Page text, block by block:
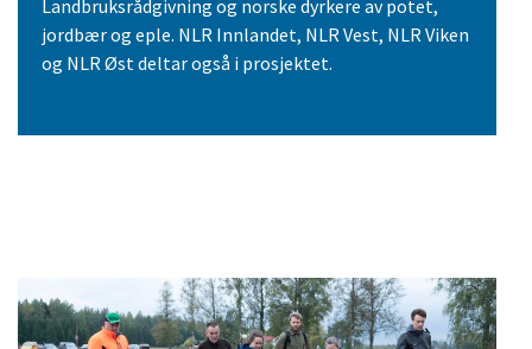
Landbruksrådgivning og norske dyrkere av potet,
jordbær og eple. NLR Innlandet, NLR Vest, NLR Viken
og NLR Øst deltar også i prosjektet.